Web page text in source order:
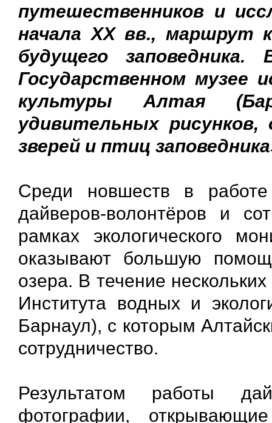
путешественников и
начала XX вв., маршрут
будущего
Государственном музее
культуры Алтая
удивительных
зверей и птиц
Среди новшеств в
дайверов-волонтёров и
рамках экологического
оказывают большую
озера. В течение
Института водных и
Барнаул), с которым
сотрудничество.
Результатом работы
фотографии,